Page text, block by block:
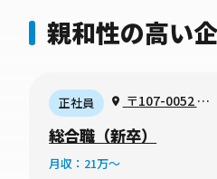
親和性の高い
正社員
〒107-0052 東
目23番1号 アーク
ヒルズフロントタ
総合職（新卒）
月収：21万〜